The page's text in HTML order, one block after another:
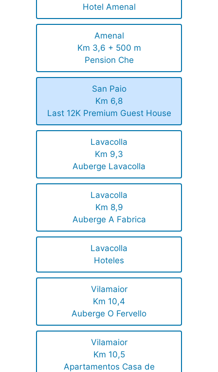
Hotel Amenal
Amenal
Km 3,6 + 500 m
Pension Che
San Paio
Km 6,8
Last 12K Premium Guest House
Lavacolla
Km 9,3
Auberge Lavacolla
Lavacolla
Km 8,9
Auberge A Fabrica
Lavacolla
Hoteles
Vilamaior
Km 10,4
Auberge O Fervello
Vilamaior
Km 10,5
Apartamentos Casa de